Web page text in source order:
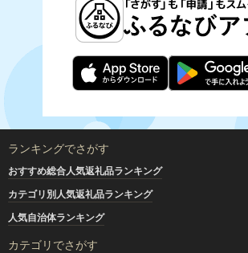
ランキングでさがす
おすすめ総合人気返礼品ランキング
カテゴリ別人気返礼品ランキング
人気自治体ランキング
カテゴリでさがす